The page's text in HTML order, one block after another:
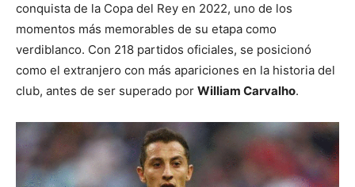
conquista de la Copa del Rey en 2022, uno de los
momentos más memorables de su etapa como
verdiblanco. Con 218 partidos oficiales, se posicionó
como el extranjero con más apariciones en la historia del
club, antes de ser superado por William Carvalho.